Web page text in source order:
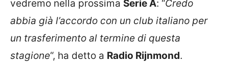
vedremo nella prossima Serie A: “Credo
abbia già l’accordo con un club italiano per
un trasferimento al termine di questa
stagione“, ha detto a Radio Rijnmond.